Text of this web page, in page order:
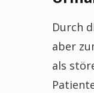
Durch
aber
als